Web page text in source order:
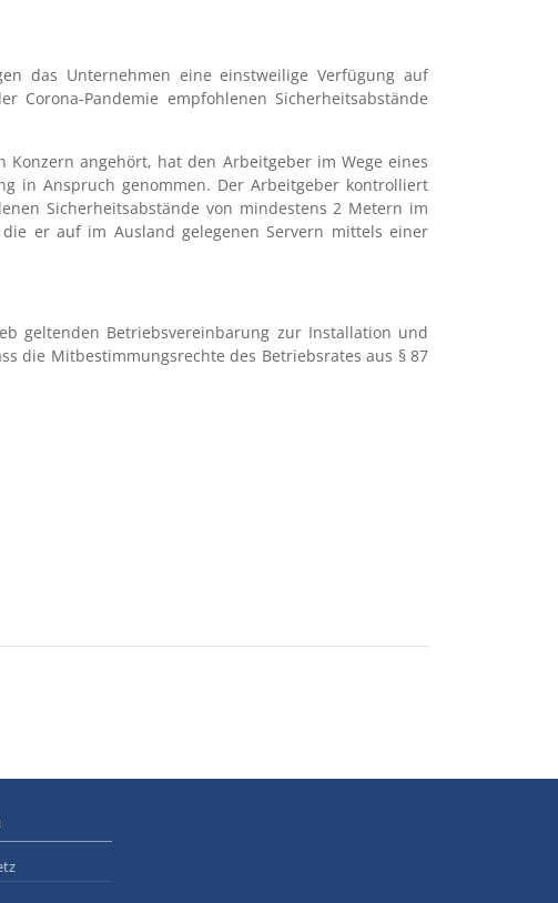
das Unternehmen eine einstweilige Verfügung auf
Pandemie empfohlenen Sicherheitsabstände
angehört, hat den Arbeitgeber im Wege eines
in Anspruch genommen. Der Arbeitgeber kontrolliert
Sicherheitsabstände von mindestens 2 Metern im
er auf im Ausland gelegenen Servern mittels einer
geltenden Betriebsvereinbarung zur Installation und
die Mitbestimmungsrechte des Betriebsrates aus § 87